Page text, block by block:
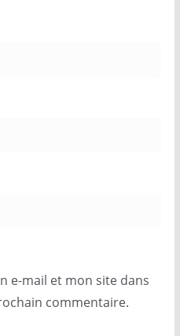
e-mail et mon site dans
commentaire.